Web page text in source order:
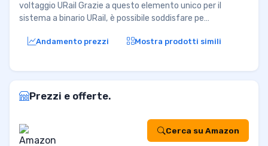
voltaggio URail Grazie a questo elemento unico per il
sistema a binario URail, è possibile soddisfare pe…
Andamento prezzi Mostra prodotti simili
Prezzi e offerte.
Cerca su Amazon